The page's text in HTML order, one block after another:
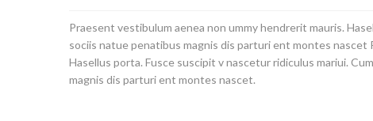
Praesent vestibulum aenea non ummy hendrerit mauris.
sociis natuepenatibus magnis dis parturi ent montes nascet
Hasellus porta. Fusce suscipit vnascetur ridiculus mariui.
magnis dis parturi ent montes nascet.